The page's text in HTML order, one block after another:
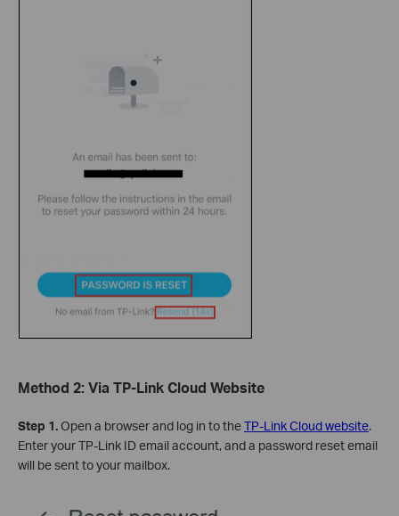
Method 2: Via TP-Link Cloud Website
Step 1.Open a browser and log in to theTP-Link Cloud website.
Enter your TP-Link ID email account, and a password reset email
will be sent to your mailbox.